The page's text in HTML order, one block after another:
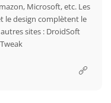
Microsoft, etc. Les
le design complètent le
sites : DroidSoft